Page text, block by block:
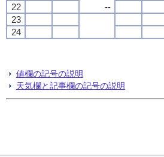
--
22
23
24
値欄の記号の説明
天気欄と記事欄の記号の説明